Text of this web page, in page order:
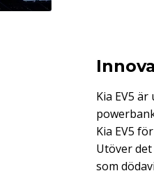
Kia EV5
Kia EV5
Utöver det
som